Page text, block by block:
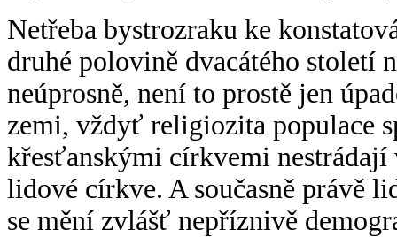
Netřeba bystrozraku ke
druhé polovině dvacátého století
neúprosně, není to prostě jen
zemi, vždyť religiozita populace
křesťanskými církvemi
lidové církve. A současně právě
se mění zvlášť nepříznivě